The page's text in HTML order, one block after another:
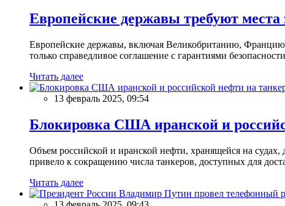
Европейские державы требуют места
Европейские державы, включая Великобританию, Францию
только справедливое соглашение с гарантиями
Читать далее
13 февраль 2025, 09:54
Блокировка США иранской и
Объем российской и иранской нефти, хранящейся на
привело к сокращению числа танкеров, доступных для
Читать далее